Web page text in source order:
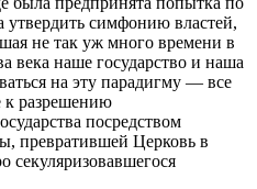
утвердить симфонию властей,
не так уж много времени в
века наше государство и наша
на эту парадигму — все
к разрешению
посредством
превратившей Церковь в
секуляризовавшегося